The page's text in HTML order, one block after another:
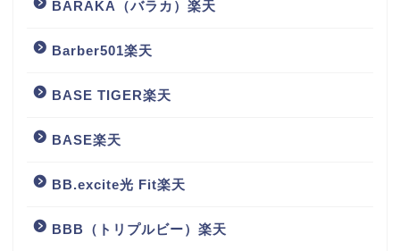
BARAKA（バラカ）楽天
Barber501楽天
BASE TIGER楽天
BASE楽天
BB.excite光 Fit楽天
BBB（トリプルビー）楽天